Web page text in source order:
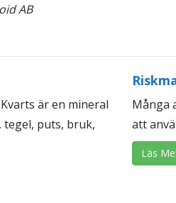
AB
är en mineral
tegel, puts, bruk,
Många
att
Läs